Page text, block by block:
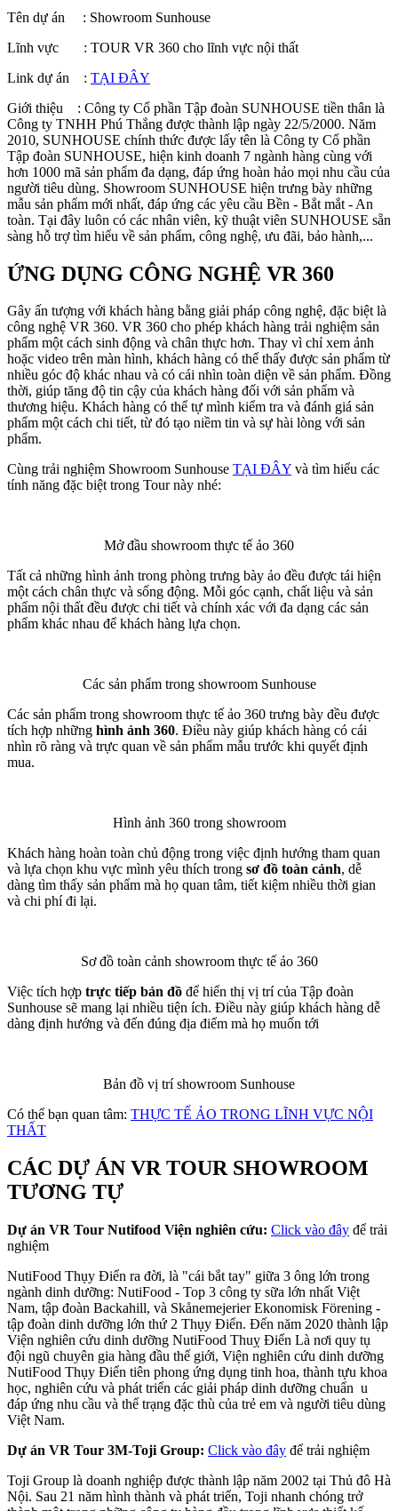
Tên dự án : Showroom Sunhouse
Lĩnh vực : TOUR VR 360 cho lĩnh vực nội thất
Link dự án : TẠI ĐÂY
Giới thiệu : Công ty Cổ phần Tập đoàn SUNHOUSE tiền thân là
Công ty TNHH Phú Thắng được thành lập ngày 22/5/2000. Năm
2010, SUNHOUSE chính thức được lấy tên là Công ty Cổ phần
Tập đoàn SUNHOUSE, hiện kinh doanh 7 ngành hàng cùng với
hơn 1000 mã sản phẩm đa dạng, đáp ứng hoàn hảo mọi nhu cầu của
người tiêu dùng. Showroom SUNHOUSE hiện trưng bày những
mẫu sản phẩm mới nhất, đáp ứng các yêu cầu Bền - Bắt mắt - An
toàn. Tại đây luôn có các nhân viên, kỹ thuật viên SUNHOUSE sẵn
sàng hỗ trợ tìm hiểu về sản phẩm, công nghệ, ưu đãi, bảo hành,...
ỨNG DỤNG CÔNG NGHỆ VR 360
Gây ấn tượng với khách hàng bằng giải pháp công nghệ, đặc biệt là
công nghệ VR 360. VR 360 cho phép khách hàng trải nghiệm sản
phẩm một cách sinh động và chân thực hơn. Thay vì chỉ xem ảnh
hoặc video trên màn hình, khách hàng có thể thấy được sản phẩm từ
nhiều góc độ khác nhau và có cái nhìn toàn diện về sản phẩm. Đồng
thời, giúp tăng độ tin cậy của khách hàng đối với sản phẩm và
thương hiệu. Khách hàng có thể tự mình kiểm tra và đánh giá sản
phẩm một cách chi tiết, từ đó tạo niềm tin và sự hài lòng với sản
phẩm.
Cùng trải nghiệm Showroom Sunhouse TẠI ĐÂY và tìm hiểu các
tính năng đặc biệt trong Tour này nhé:
Mở đầu showroom thực tế ảo 360
Tất cả những hình ảnh trong phòng trưng bày ảo đều được tái hiện
một cách chân thực và sống động. Mỗi góc cạnh, chất liệu và sản
phẩm nội thất đều được chi tiết và chính xác với đa dạng các sản
phẩm khác nhau để khách hàng lựa chọn.
Các sản phẩm trong showroom Sunhouse
Các sản phẩm trong showroom thực tế ảo 360 trưng bày đều được
tích hợp những hình ảnh 360. Điều này giúp khách hàng có cái
nhìn rõ ràng và trực quan về sản phẩm mẫu trước khi quyết định
mua.
Hình ảnh 360 trong showroom
Khách hàng hoàn toàn chủ động trong việc định hướng tham quan
và lựa chọn khu vực mình yêu thích trong sơ đồ toàn cảnh, dễ
dàng tìm thấy sản phẩm mà họ quan tâm, tiết kiệm nhiều thời gian
và chi phí đi lại.
Sơ đồ toàn cảnh showroom thực tế ảo 360
Việc tích hợp trực tiếp bản đồ để hiển thị vị trí của Tập đoàn
Sunhouse sẽ mang lại nhiều tiện ích. Điều này giúp khách hàng dễ
dàng định hướng và đến đúng địa điểm mà họ muốn tới
Bản đồ vị trí showroom Sunhouse
Có thể bạn quan tâm: THỰC TẾ ẢO TRONG LĨNH VỰC NỘI
THẤT
CÁC DỰ ÁN VR TOUR SHOWROOM
TƯƠNG TỰ
Dự án VR Tour Nutifood Viện nghiên cứu: Click vào đây để trải
nghiệm
NutiFood Thụy Điển ra đời, là "cái bắt tay" giữa 3 ông lớn trong
ngành dinh dưỡng: NutiFood - Top 3 công ty sữa lớn nhất Việt
Nam, tập đoàn Backahill, và Skånemejerier Ekonomisk Förening -
tập đoàn dinh dưỡng lớn thứ 2 Thụy Điển. Đến năm 2020 thành lập
Viện nghiên cứu dinh dưỡng NutiFood Thuỵ Điển Là nơi quy tụ
đội ngũ chuyên gia hàng đầu thế giới, Viện nghiên cứu dinh dưỡng
NutiFood Thụy Điển tiên phong ứng dụng tinh hoa, thành tựu khoa
học, nghiên cứu và phát triển các giải pháp dinh dưỡng chuẩn u
đáp ứng nhu cầu và thể trạng đặc thù của trẻ em và người tiêu dùng
Việt Nam.
Dự án VR Tour 3M-Toji Group: Click vào đây để trải nghiệm
Toji Group là doanh nghiệp được thành lập năm 2002 tại Thủ đô Hà
Nội. Sau 21 năm hình thành và phát triển, Toji nhanh chóng trở